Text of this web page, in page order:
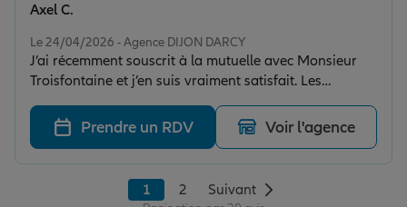
Le 24/04/2026 - Agence DIJON DARCY
J’ai récemment souscrit à la mutuelle avec Monsieur
Troisfontaine et j’en suis vraiment satisfait. Les
garanties sont bien adaptées aux besoins, avec la
possibilité de renforcer certains postes importants
comme le dentaire ou l’optique, tout en maîtrisant mon
budget. Les remboursements suivent parfaitement
notamment avec le 100 % Santé qui permet de ne rien
payer sur certains équipements, ce qui est vraiment
Axel C.
Prendre un RDV Voir l'agence
1 2 Suivant